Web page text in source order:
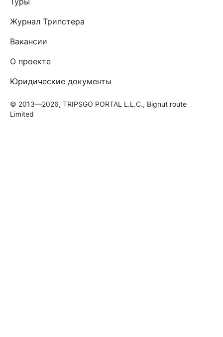
Журнал Трипстера
Вакансии
О проекте
Юридические документы
© 2013—2026, TRIPSGO PORTAL L.L.C., Bignut route
Limited